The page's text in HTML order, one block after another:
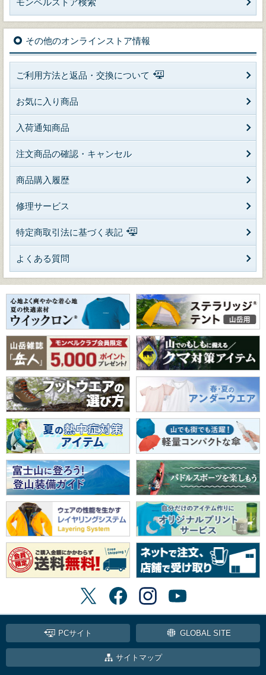
モンベルストア検索
その他のオンラインストア情報
ご利用方法と返品・交換について
お気に入り商品
入荷通知商品
注文商品の確認・キャンセル
商品購入履歴
修理サービス
特定商取引法に基づく表記
よくある質問
PCサイト GLOBAL SITE
サイトマップ